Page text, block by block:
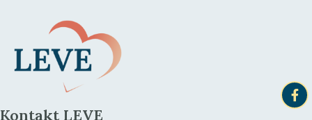
Kontakt LEVE